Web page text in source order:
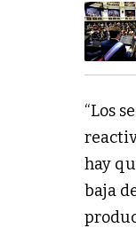
“Los
hay
baja